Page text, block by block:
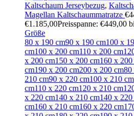
Kaltschaum Jerseybezug,
Magellan Kaltschaummatratze €
€1.185,00Preisspanne: €449,00
Größe
80 x 190 cm90 x 190 cm100 x
cm100 x 200 cm110 x 200 cm
x 200 cm150 x 200 cm160 x 200
cm190 x 200 cm200 x 200 cm80
210 cm90 x 220 cm100 x 210 cm
cm110 x 220 cm120 x 210 cm
x 220 cm140 x 210 cm140 x 220
cm160 x 210 cm160 x 220 cm